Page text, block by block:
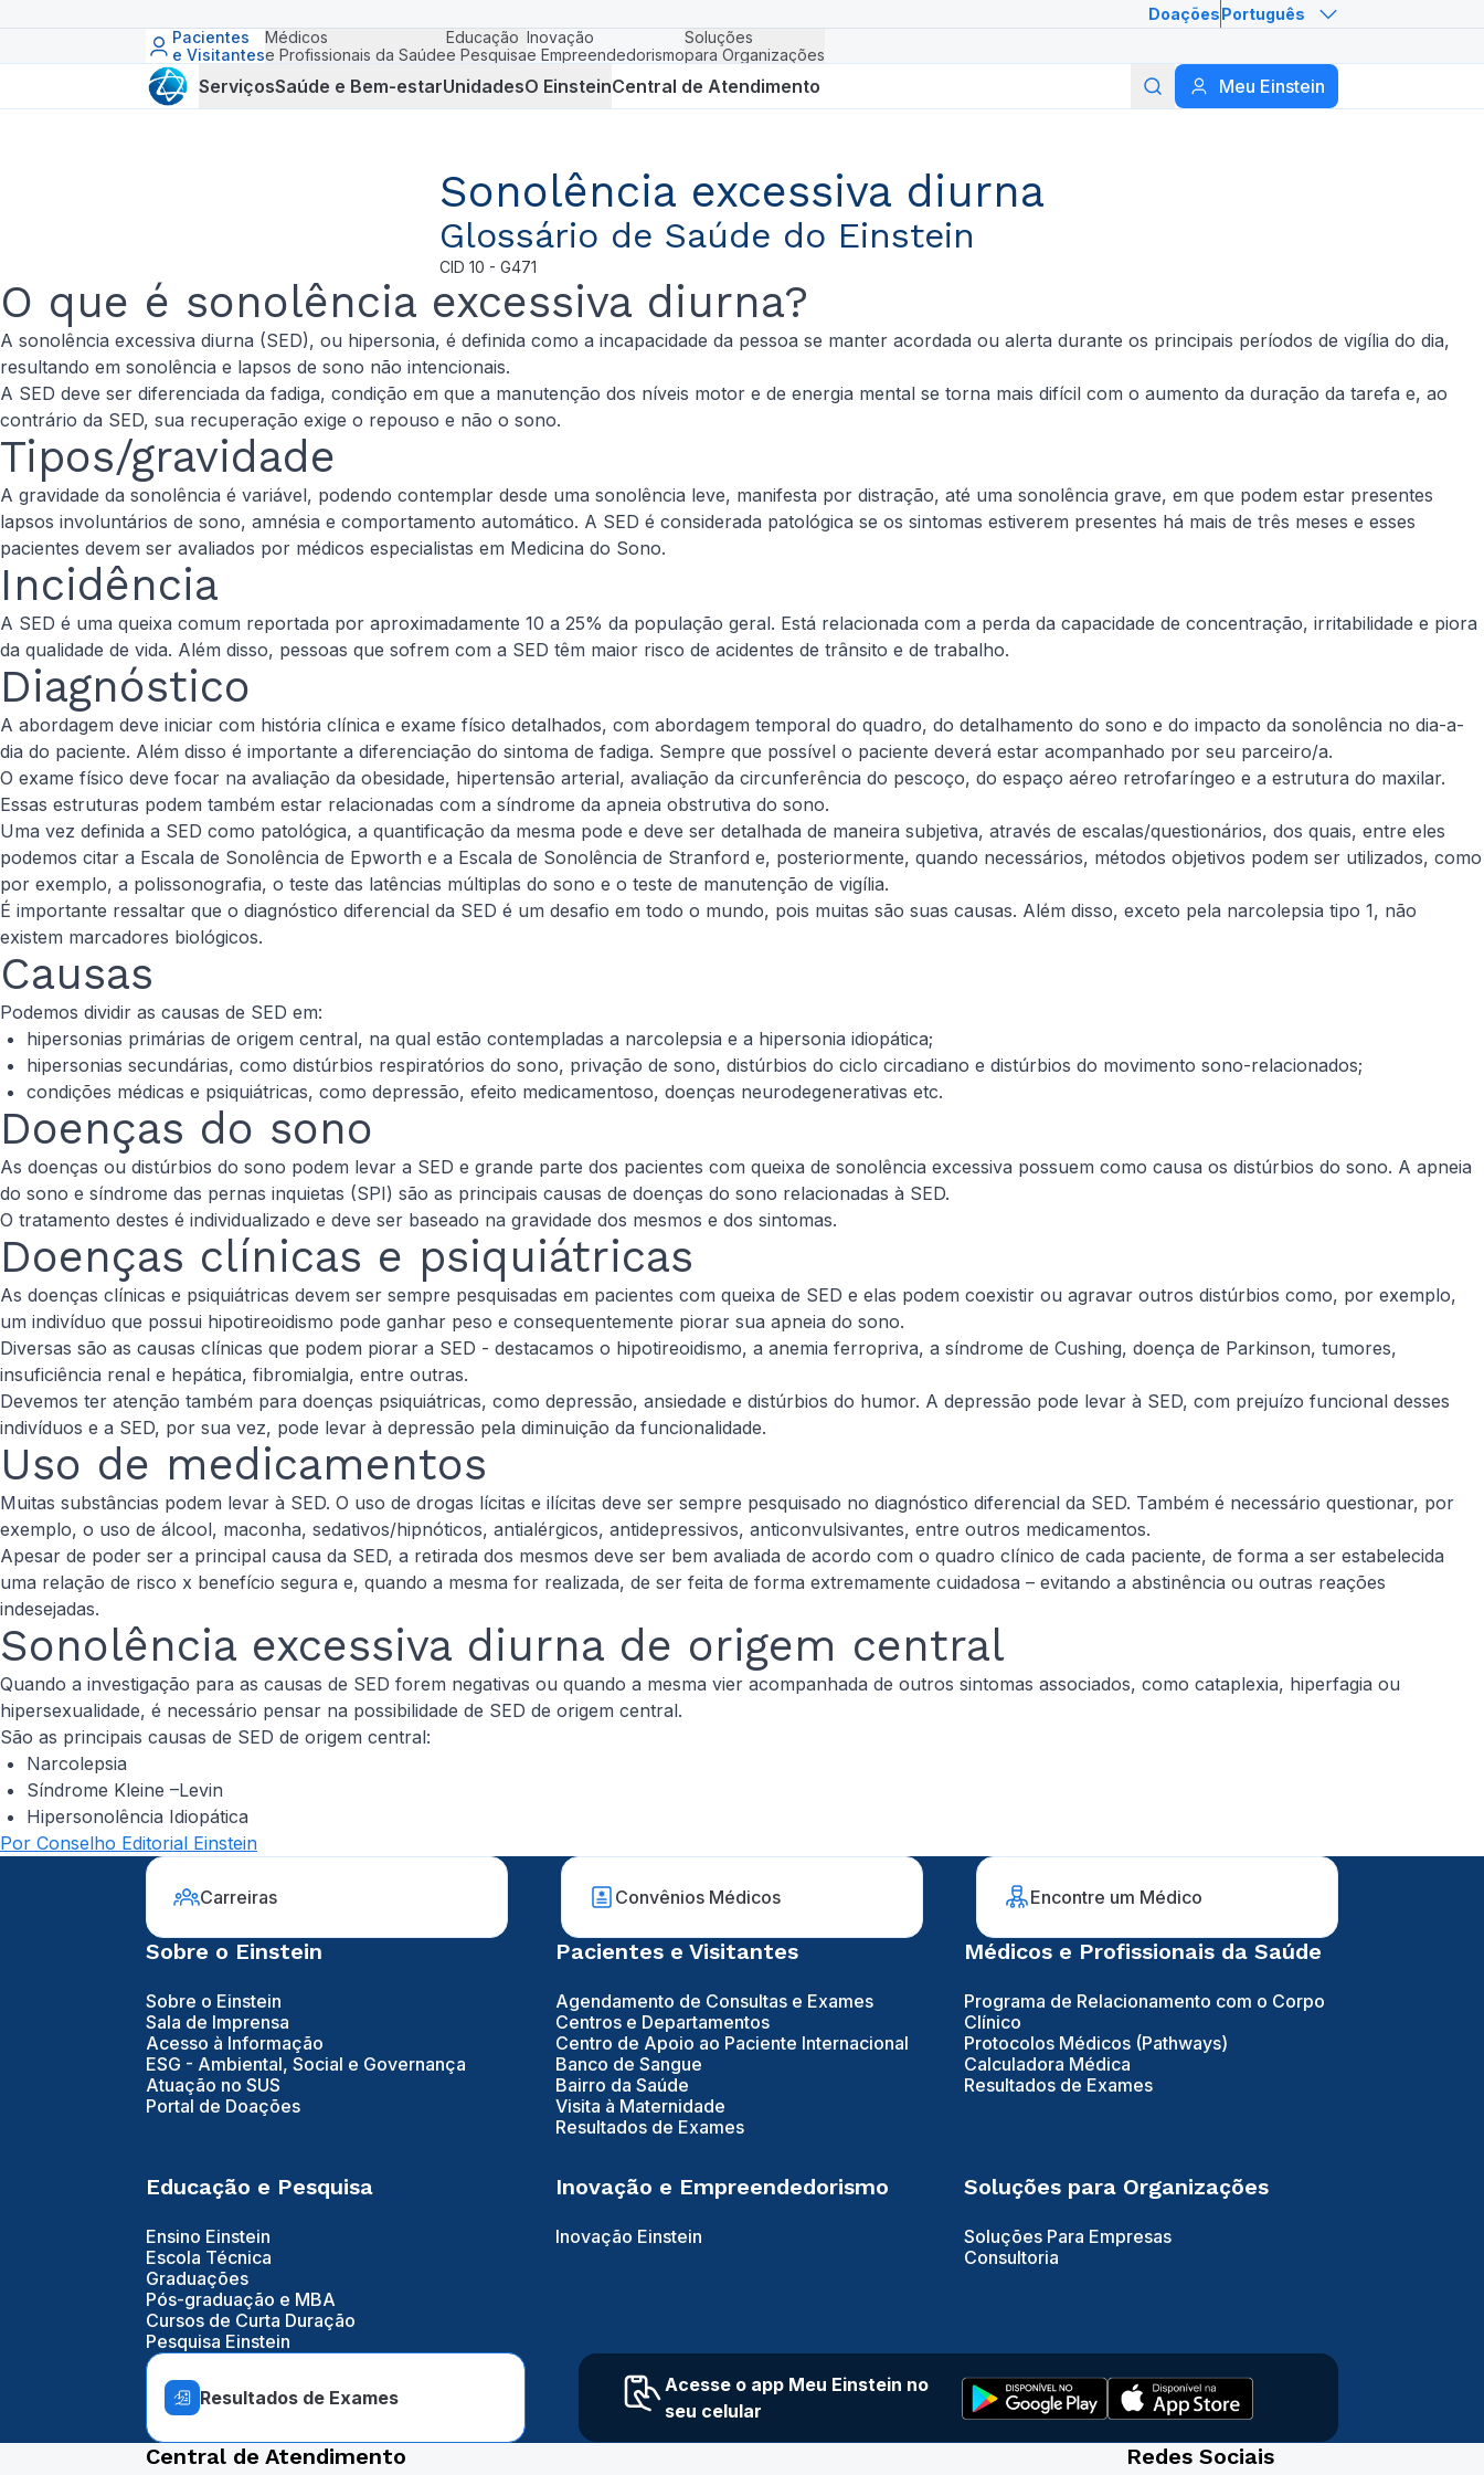
DoaçõesPortuguês
Pacientes
e Visitantes
Médicos
e Profissionais da Saúde
Educação
e Pesquisa
Inovação
e Empreendedorismo
Soluções
para Organizações
ServiçosSaúde e Bem-estarUnidadesO EinsteinCentral de Atendimento Meu Einstein
Buscar
Sonolência excessiva diurna
Glossário de Saúde do Einstein
CID 10 - G471
O que é sonolência excessiva diurna?
A sonolência excessiva diurna (SED), ou hipersonia, é definida como a incapacidade da pessoa se manter acordada ou alerta durante os principais períodos de vigília do dia,
resultando em sonolência e lapsos de sono não intencionais.
A SED deve ser diferenciada da fadiga, condição em que a manutenção dos níveis motor e de energia mental se torna mais difícil com o aumento da duração da tarefa e, ao
contrário da SED, sua recuperação exige o repouso e não o sono.
Tipos/gravidade
A gravidade da sonolência é variável, podendo contemplar desde uma sonolência leve, manifesta por distração, até uma sonolência grave, em que podem estar presentes
lapsos involuntários de sono, amnésia e comportamento automático. A SED é considerada patológica se os sintomas estiverem presentes há mais de três meses e esses
pacientes devem ser avaliados por médicos especialistas em Medicina do Sono.
Incidência
A SED é uma queixa comum reportada por aproximadamente 10 a 25% da população geral. Está relacionada com a perda da capacidade de concentração, irritabilidade e piora
da qualidade de vida. Além disso, pessoas que sofrem com a SED têm maior risco de acidentes de trânsito e de trabalho.
Diagnóstico
A abordagem deve iniciar com história clínica e exame físico detalhados, com abordagem temporal do quadro, do detalhamento do sono e do impacto da sonolência no dia-a-
dia do paciente. Além disso é importante a diferenciação do sintoma de fadiga. Sempre que possível o paciente deverá estar acompanhado por seu parceiro/a.
O exame físico deve focar na avaliação da obesidade, hipertensão arterial, avaliação da circunferência do pescoço, do espaço aéreo retrofaríngeo e a estrutura do maxilar.
Essas estruturas podem também estar relacionadas com a síndrome da apneia obstrutiva do sono.
Uma vez definida a SED como patológica, a quantificação da mesma pode e deve ser detalhada de maneira subjetiva, através de escalas/questionários, dos quais, entre eles
podemos citar a Escala de Sonolência de Epworth e a Escala de Sonolência de Stranford e, posteriormente, quando necessários, métodos objetivos podem ser utilizados, como
por exemplo, a polissonografia, o teste das latências múltiplas do sono e o teste de manutenção de vigília.
É importante ressaltar que o diagnóstico diferencial da SED é um desafio em todo o mundo, pois muitas são suas causas. Além disso, exceto pela narcolepsia tipo 1, não
existem marcadores biológicos.
Causas
Podemos dividir as causas de SED em:
hipersonias primárias de origem central, na qual estão contempladas a narcolepsia e a hipersonia idiopática;
hipersonias secundárias, como distúrbios respiratórios do sono, privação de sono, distúrbios do ciclo circadiano e distúrbios do movimento sono-relacionados;
condições médicas e psiquiátricas, como depressão, efeito medicamentoso, doenças neurodegenerativas etc.
Doenças do sono
As doenças ou distúrbios do sono podem levar a SED e grande parte dos pacientes com queixa de sonolência excessiva possuem como causa os distúrbios do sono. A apneia
do sono e síndrome das pernas inquietas (SPI) são as principais causas de doenças do sono relacionadas à SED.
O tratamento destes é individualizado e deve ser baseado na gravidade dos mesmos e dos sintomas.
Doenças clínicas e psiquiátricas
As doenças clínicas e psiquiátricas devem ser sempre pesquisadas em pacientes com queixa de SED e elas podem coexistir ou agravar outros distúrbios como, por exemplo,
um indivíduo que possui hipotireoidismo pode ganhar peso e consequentemente piorar sua apneia do sono.
Diversas são as causas clínicas que podem piorar a SED - destacamos o hipotireoidismo, a anemia ferropriva, a síndrome de Cushing, doença de Parkinson, tumores,
insuficiência renal e hepática, fibromialgia, entre outras.
Devemos ter atenção também para doenças psiquiátricas, como depressão, ansiedade e distúrbios do humor. A depressão pode levar à SED, com prejuízo funcional desses
indivíduos e a SED, por sua vez, pode levar à depressão pela diminuição da funcionalidade.
Uso de medicamentos
Muitas substâncias podem levar à SED. O uso de drogas lícitas e ilícitas deve ser sempre pesquisado no diagnóstico diferencial da SED. Também é necessário questionar, por
exemplo, o uso de álcool, maconha, sedativos/hipnóticos, antialérgicos, antidepressivos, anticonvulsivantes, entre outros medicamentos.
Apesar de poder ser a principal causa da SED, a retirada dos mesmos deve ser bem avaliada de acordo com o quadro clínico de cada paciente, de forma a ser estabelecida
uma relação de risco x benefício segura e, quando a mesma for realizada, de ser feita de forma extremamente cuidadosa – evitando a abstinência ou outras reações
indesejadas.
Sonolência excessiva diurna de origem central
Quando a investigação para as causas de SED forem negativas ou quando a mesma vier acompanhada de outros sintomas associados, como cataplexia, hiperfagia ou
hipersexualidade, é necessário pensar na possibilidade de SED de origem central.
São as principais causas de SED de origem central:
Narcolepsia
Síndrome Kleine –Levin
Hipersonolência Idiopática
Por Conselho Editorial Einstein
Carreiras Convênios Médicos Encontre um Médico
Sobre o Einstein
Sobre o Einstein
Sala de Imprensa
Acesso à Informação
ESG - Ambiental, Social e Governança
Atuação no SUS
Portal de Doações
Pacientes e Visitantes
Agendamento de Consultas e Exames
Centros e Departamentos
Centro de Apoio ao Paciente Internacional
Banco de Sangue
Bairro da Saúde
Visita à Maternidade
Resultados de Exames
Médicos e Profissionais da Saúde
Programa de Relacionamento com o Corpo
Clínico
Protocolos Médicos (Pathways)
Calculadora Médica
Resultados de Exames
Educação e Pesquisa
Ensino Einstein
Escola Técnica
Graduações
Pós-graduação e MBA
Cursos de Curta Duração
Pesquisa Einstein
Inovação e Empreendedorismo
Inovação Einstein
Soluções para Organizações
Soluções Para Empresas
Consultoria
Resultados de Exames
Acesse o app Meu Einstein no
seu celular
Central de Atendimento Redes Sociais